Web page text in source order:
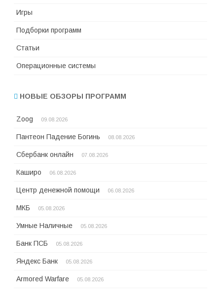
Игры
Подборки программ
Статьи
Операционные системы
НОВЫЕ ОБЗОРЫ ПРОГРАММ
Zoog 09.08.2026
Пантеон Падение Богинь 08.08.2026
Сбербанк онлайн 07.08.2026
Каширо 06.08.2026
Центр денежной помощи 06.08.2026
МКБ 05.08.2026
Умные Наличные 05.08.2026
Банк ПСБ 05.08.2026
Яндекс Банк 05.08.2026
Armored Warfare 05.08.2026